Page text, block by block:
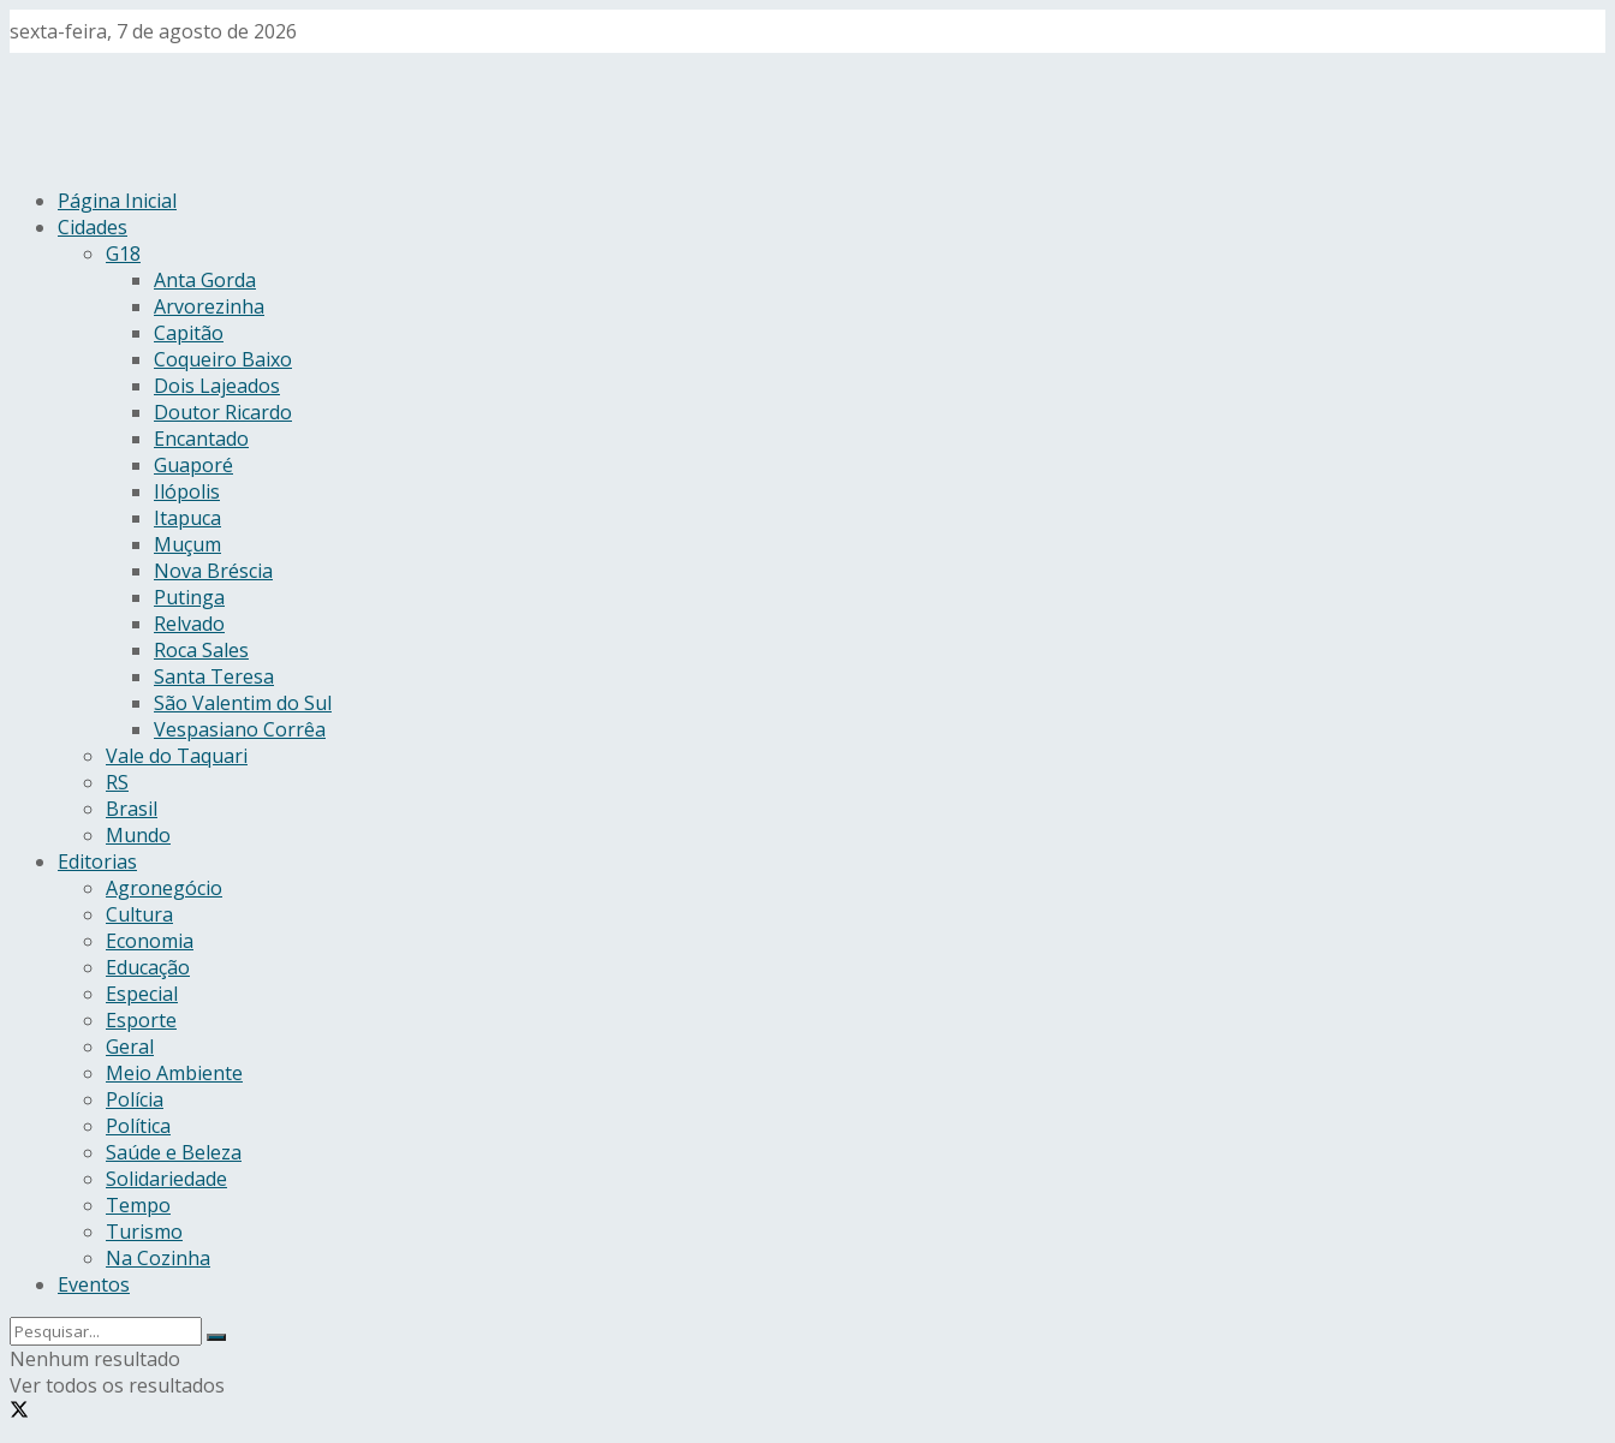
sexta-feira, 7 de agosto de 2026
Página Inicial
Cidades
G18
Anta Gorda
Arvorezinha
Capitão
Coqueiro Baixo
Dois Lajeados
Doutor Ricardo
Encantado
Guaporé
Ilópolis
Itapuca
Muçum
Nova Bréscia
Putinga
Relvado
Roca Sales
Santa Teresa
São Valentim do Sul
Vespasiano Corrêa
Vale do Taquari
RS
Brasil
Mundo
Editorias
Agronegócio
Cultura
Economia
Educação
Especial
Esporte
Geral
Meio Ambiente
Polícia
Política
Saúde e Beleza
Solidariedade
Tempo
Turismo
Na Cozinha
Eventos
Nenhum resultado
Ver todos os resultados